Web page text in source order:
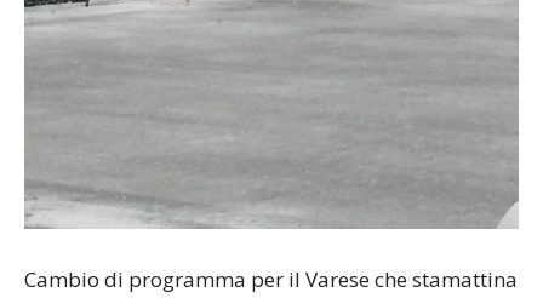
Cambio di programma per il Varese che stamattina